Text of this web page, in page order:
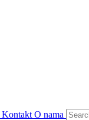
Kontakt O nama